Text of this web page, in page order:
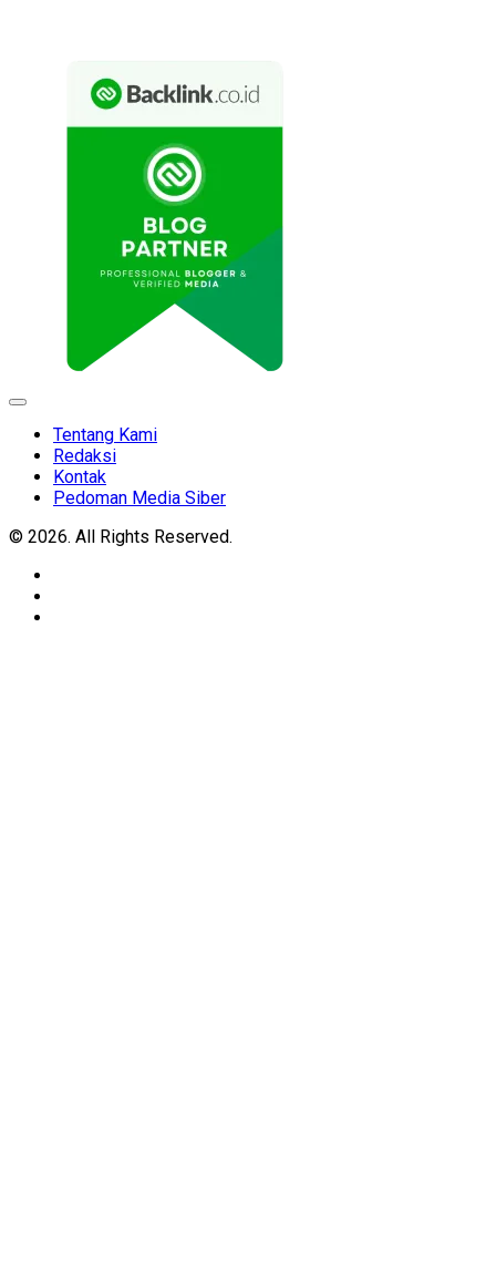
Expand
Tentang Kami
Redaksi
Kontak
Pedoman Media Siber
© 2026. All Rights Reserved.